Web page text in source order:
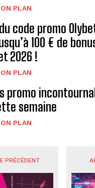
PLAN
code promo Olybet
100 € de
2026 !
PLAN
promo
semaine
PLAN
PRÉCÉDENT